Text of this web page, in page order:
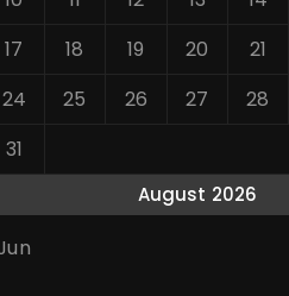
August 2026
17
18 19 20 21
24
25 26 27 28
31